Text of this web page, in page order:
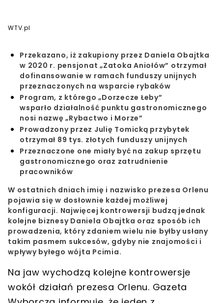
WTV.pl
Przekazano, iż zakupiony przez Daniela Obajtka
w 2020 r. pensjonat „Zatoka Aniołów” otrzymał
dofinansowanie w ramach funduszy unijnych
przeznaczonych na wsparcie rybaków
Program, z którego „Dorzecze Łeby”
wsparło działalność punktu gastronomicznego
nosi nazwę „Rybactwo i Morze”
Prowadzony przez Julię Tomicką przybytek
otrzymał 89 tys. złotych funduszy unijnych
Przeznaczone one miały być na zakup sprzętu
gastronomicznego oraz zatrudnienie
pracowników
W ostatnich dniach imię i nazwisko prezesa Orlenu
pojawia się w dosłownie każdej możliwej
konfiguracji. Najwięcej kontrowersji budzą jednak
kolejne biznesy Daniela Obajtka oraz sposób ich
prowadzenia, który zdaniem wielu nie byłby usłany
takim pasmem sukcesów, gdyby nie znajomości i
wpływy byłego wójta Pcimia.
Na jaw wychodzą kolejne kontrowersje
wokół działań prezesa Orlenu. Gazeta